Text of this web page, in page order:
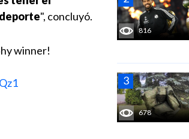
816
678
", concluyó.
winner!